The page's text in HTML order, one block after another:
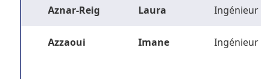
Aznar-Reig Laura Ingénieur
Azzaoui Imane Ingénieur